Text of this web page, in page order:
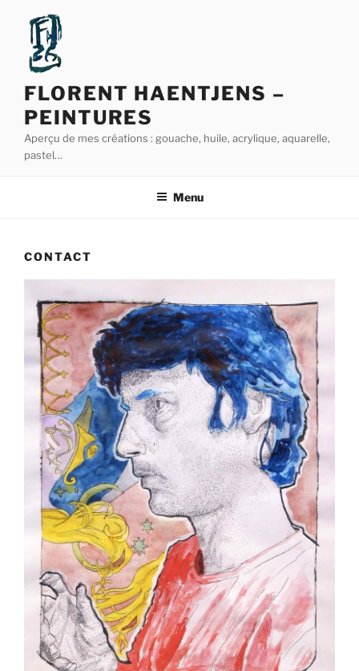
contenu
principal
FLORENT HAENTJENS –
PEINTURES
Aperçu de mes créations : gouache, huile, acrylique, aquarelle,
pastel…
Menu
CONTACT